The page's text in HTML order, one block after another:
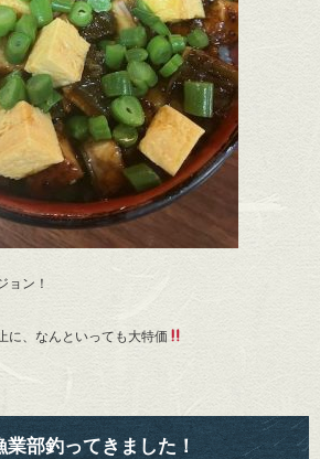
ョン！
に、なんといっても大特価
業部釣ってきました！